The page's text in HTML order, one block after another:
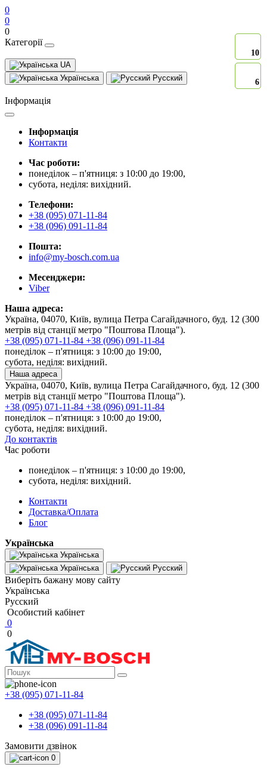
0
0
0
Категорії
UA
Українська
Русский
Інформація
Інформація
Контакти
Час роботи:
понеділок – п'ятниця: з 10:00 до 19:00,
субота, неділя: вихідний.
Телефони:
+38 (095) 071-11-84
+38 (096) 091-11-84
Пошта:
info@my-bosch.com.ua
Месенджери:
Viber
Наша адреса:
Україна, 04070, Київ, вулица Петра Сагайдачного, буд. 12 (300
метрів від станції метро "Поштова Площа").
+38 (095) 071-11-84 +38 (096) 091-11-84
понеділок – п'ятниця: з 10:00 до 19:00,
субота, неділя: вихідний.
Наша адреса
Україна, 04070, Київ, вулица Петра Сагайдачного, буд. 12 (300
метрів від станції метро "Поштова Площа").
+38 (095) 071-11-84 +38 (096) 091-11-84
понеділок – п'ятниця: з 10:00 до 19:00,
субота, неділя: вихідний.
До контактів
Час роботи
понеділок – п'ятниця: з 10:00 до 19:00,
субота, неділя: вихідний.
Контакти
Доставка/Оплата
Блог
Українська
Українська
Українська
Русский
Виберіть бажану мову сайту
Українська
Русский
Особистий кабінет
0
0
+38 (095) 071-11-84
+38 (095) 071-11-84
+38 (096) 091-11-84
Замовити дзвінок
0
10
6
10
6